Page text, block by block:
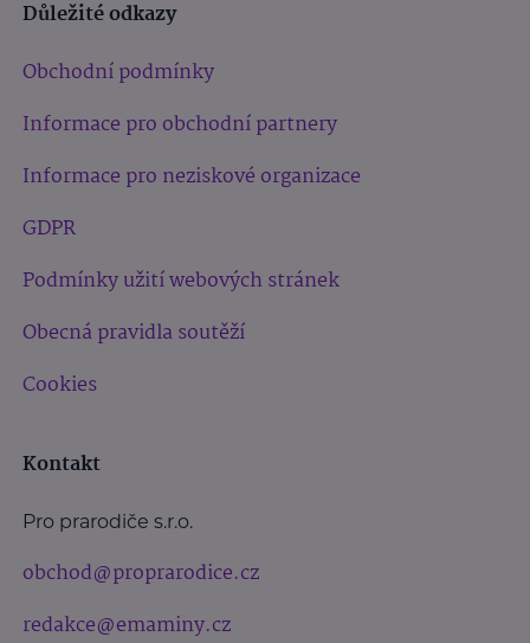
Důležité odkazy
Obchodní podmínky
Informace pro obchodní partnery
Informace pro neziskové organizace
GDPR
Podmínky užití webových stránek
Obecná pravidla soutěží
Cookies
Kontakt
Pro prarodiče s.r.o.
obchod@proprarodice.cz
redakce@emaminy.cz